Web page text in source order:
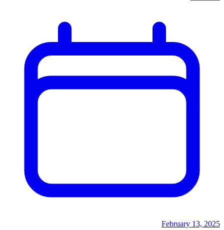
February 13, 2025